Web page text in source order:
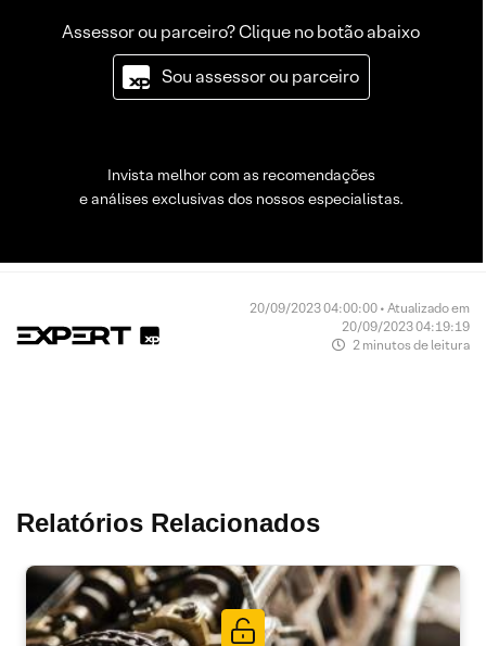
Assessor ou parceiro? Clique no botão abaixo
Sou assessor ou parceiro
Invista melhor com as recomendações
e análises exclusivas dos nossos especialistas.
20/09/2023 04:00:00 • Atualizado em
20/09/2023 04:19:19
2 minutos de leitura
Relatórios Relacionados